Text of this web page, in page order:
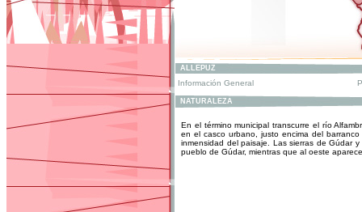
ALLEPUZ
Información General
NATURALEZA
En el término municipal transcurre el río
en el casco urbano, justo encima del
inmensidad del paisaje. Las sierras de Gúdar
pueblo de Gúdar, mientras que al oeste